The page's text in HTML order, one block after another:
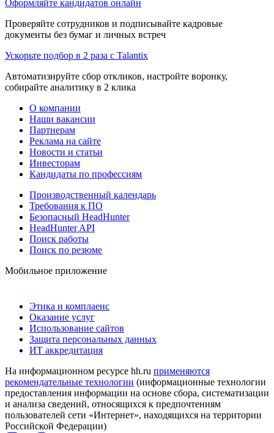
Оформляйте кандидатов онлайн
Проверяйте сотрудников и подписывайте кадровые
документы без бумаг и личных встреч
Ускорьте подбор в 2 раза с Talantix
Автоматизируйте сбор откликов, настройте воронку,
собирайте аналитику в 2 клика
О компании
Наши вакансии
Партнерам
Реклама на сайте
Новости и статьи
Инвесторам
Кандидаты по профессиям
Производственный календарь
Требования к ПО
Безопасный HeadHunter
HeadHunter API
Поиск работы
Поиск по резюме
Мобильное приложение
Этика и комплаенс
Оказание услуг
Использование сайтов
Защита персональных данных
ИТ аккредитация
На информационном ресурсе hh.ru применяются
рекомендательные технологии (информационные технологии
предоставления информации на основе сбора, систематизации
и анализа сведений, относящихся к предпочтениям
пользователей сети «Интернет», находящихся на территории
Российской Федерации)